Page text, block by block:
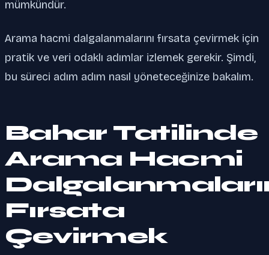
mümkündür.
Arama hacmi dalgalanmalarını fırsata çevirmek için
pratik ve veri odaklı adımlar izlemek gerekir. Şimdi,
bu süreci adım adım nasıl yöneteceğinize bakalım.
Bahar Tatilinde
Arama Hacmi
Fırsata
Çevirmek